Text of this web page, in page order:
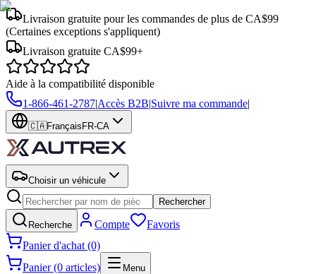
Livraison gratuite pour les commandes de plus de CA$99
(Certaines exceptions s'appliquent)
Livraison gratuite CA$99+
Aide à la compatibilité disponible
1-866-461-2787|Accès B2B|Suivre ma commande|
🇨🇦Français FR-CA
Choisir un véhicule
Rechercher
Recherche Compte
Favoris
Panier d'achat (0)
Panier (0 articles)
Menu